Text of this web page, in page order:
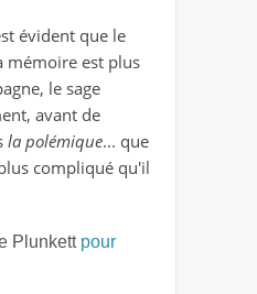
évident que le
mémoire est plus
le sage
avant de
la polémique... que
compliqué qu'il
Plunkett pour